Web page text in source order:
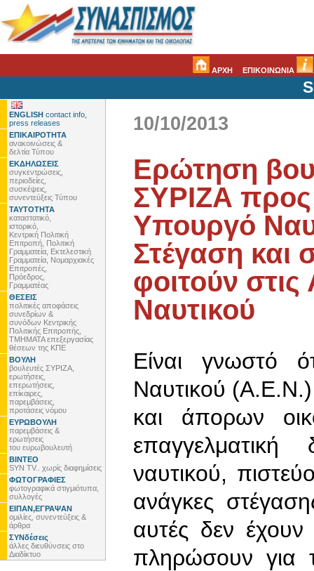
ΑΡΧΗ ΕΠΙΚΟΙΝΩΝΙΑ
ENGLISH contact info,
press releases
ΕΠΙΚΑΙΡΟΤΗΤΑ
ανακοινώσεις &
δελτία Τύπου
ΕΚΔΗΛΩΣΕΙΣ
συγκεντρώσεις,
περιοδείες,
συσκέψεις,
συνεντεύξεις Τύπου
ΤΑΥΤΟΤΗΤΑ
καταστατικό,
ιστορικό,
Κεντρική Πολιτική
Επιτροπή, Πολιτική
Γραμματεία, Εκτελεστική
Γραμματεία, Νομαρχιακές
Επιτροπές,
Πρόεδρος,
Γραμματέας
ΘΕΣΕΙΣ
πολιτικές αποφάσεις
συνεδρίων &
συνόδων Κεντρικής
Πολιτικής Επιτροπής,
ΤΜΗΜΑΤΑ επεξεργασίας
θέσεων της ΚΠΕ
ΒΟΥΛΗ
βουλευτές ΣΥΡΙΖΑ,
ερωτήσεις,
επερωτήσεις,
επίκαιρες,
παρεμβάσεις,
προτάσεις νόμου
ΕΥΡΩΒΟΥΛΗ
παρεμβάσεις &
ερωτήσεις
του ευρωβουλευτή
ΒΙΝΤΕΟ
SYN TV.. χωρίς διαφημίσεις
ΦΩΤΟΓΡΑΦΙΕΣ
φωτογραφικά στιγμιότυπα,
συλλογές
ΕΙΠΑΝ,ΕΓΡΑΨΑΝ
ομιλίες, συνεντεύξεις &
άρθρα
ΣΥΝδέσεις
άλλες διευθύνσεις στο
Διαδίκτυο
10/10/2013
Ερώτηση
ΣΥΡΙΖΑ προς
Υπουργό
Στέγαση και
φοιτούν
Ναυτικού
Είναι γνωστό
Ναυτικού
και άπορων
ναυτικού,
ανάγκες
αυτές δεν έχουν
πληρώσουν για